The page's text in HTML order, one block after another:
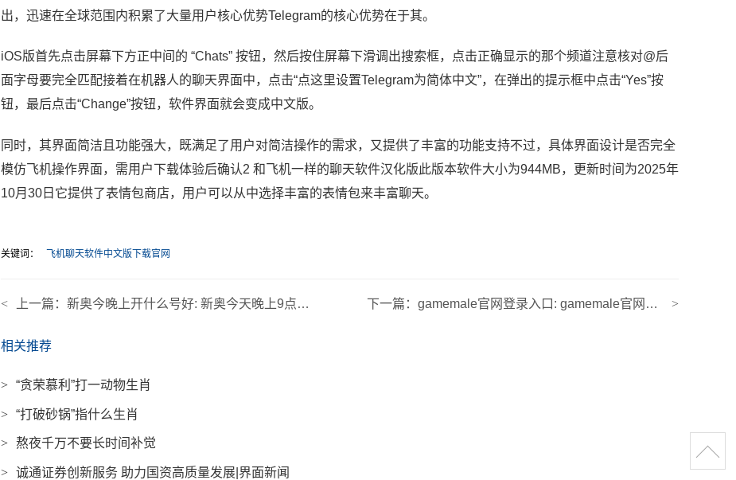
出，迅速在全球范围内积累了大量用户核心优势Telegram的核心优势在于其。
iOS版首先点击屏幕下方正中间的 “Chats” 按钮，然后按住屏幕下滑调出搜索框，点击正确显示的那个频道注意核对@后
面字母要完全匹配接着在机器人的聊天界面中，点击“点这里设置Telegram为简体中文”，在弹出的提示框中点击“Yes”按
钮，最后点击“Change”按钮，软件界面就会变成中文版。
同时，其界面简洁且功能强大，既满足了用户对简洁操作的需求，又提供了丰富的功能支持不过，具体界面设计是否完全
模仿飞机操作界面，需用户下载体验后确认2 和飞机一样的聊天软件汉化版此版本软件大小为944MB，更新时间为2025年
10月30日它提供了表情包商店，用户可以从中选择丰富的表情包来丰富聊天。
关键词： 飞机聊天软件中文版下载官网
< 上一篇： 新奥今晚上开什么号好: 新奥今天晚上9点35分 >
下一篇：gamemale官网登录入口: gamemale官网官网入口处
相关推荐
> “贪荣慕利”打一动物生肖
> “打破砂锅”指什么生肖
> 熬夜千万不要长时间补觉
> 诚通证券创新服务 助力国资高质量发展|界面新闻